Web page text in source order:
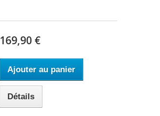
169,90 €
Ajouter au panier
Détails